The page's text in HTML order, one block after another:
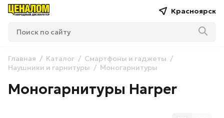
Красноярск
Главная Каталог
Смартфоны и гаджеты
Наушники и гарнитуры
Моногарнитуры
Моногарнитуры Harper